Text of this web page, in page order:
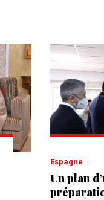
Espagne
Un plan